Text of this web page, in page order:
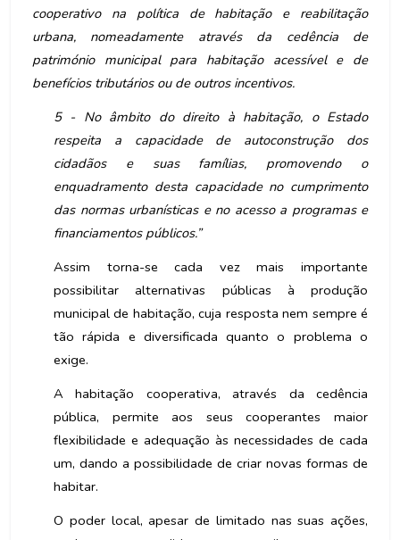
cooperativo na política de habitação e
reabilitação
urbana, nomeadamente através da cedência de
património municipal para habitação acessível e de
benefícios tributários ou de outros incentivos.
5 - No âmbito do direito à habitação, o Estado
respeita a capacidade de autoconstrução dos
cidadãos e suas famílias, promovendo o
enquadramento desta capacidade no cumprimento
das normas urbanísticas e no acesso a programas e
financiamentos públicos.”
Assim torna-se cada vez mais importante
possibilitar alternativas públicas à produção
municipal de habitação, cuja resposta nem sempre é
tão rápida e diversificada quanto o problema o
exige.
A habitação cooperativa, através da cedência
pública, permite aos seus cooperantes maior
flexibilidade e adequação às necessidades de cada
um, dando a possibilidade de criar novas formas de
habitar.
O poder local, apesar de limitado nas suas ações,